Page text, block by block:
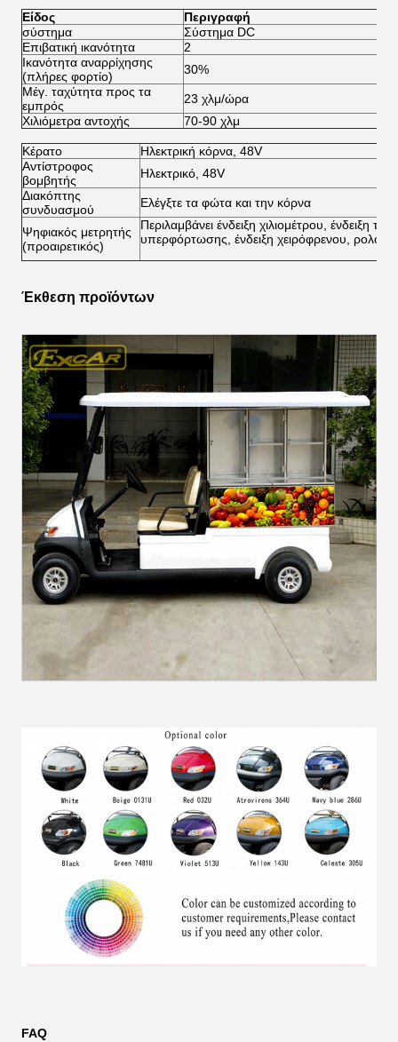
Είδος
Περιγραφή
σύστημα
Σύστημα DC
Επιβατική ικανότητα
2
Ικανότητα αναρρίχησης
(πλήρες φορτίο)
30%
Μέγ. ταχύτητα προς τα
εμπρός
23 χλμ/ώρα
Χιλιόμετρα αντοχής
70-90 χλμ
Κέρατο
Ηλεκτρική κόρνα, 48V
Αντίστροφος
βομβητής
Ηλεκτρικό, 48V
Διακόπτης
συνδυασμού
Ελέγξτε τα φώτα και την κόρνα
Ψηφιακός μετρητής
(προαιρετικός)
Περιλαμβάνει ένδειξη χιλιομέτρου, ένδειξη
υπερφόρτωσης, ένδειξη χειρόφρενου, ρολόι
Έκθεση προϊόντων
FAQ